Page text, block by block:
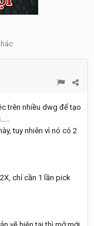
trên nhiều dwg để tạo
tuy nhiên vì nó có 2
chỉ cần 1 lần pick